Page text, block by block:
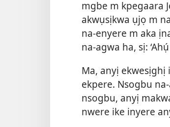
mgbe m kpegaara
akwụsịkwa ụjọ m
na-enyere m aka
na-agwa ha, sị:
Ma, anyị
ekpere. Nsogbu
nsogbu, anyị
nwere ike inyere